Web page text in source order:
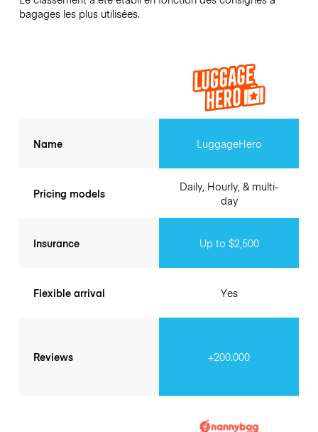
bagages les plus utilisées.
Name
Pricing models
Insurance
Flexible arrival
Reviews
LuggageHero
Daily, Hourly, & multi-
day
Up to $2,500
Yes
+200.000